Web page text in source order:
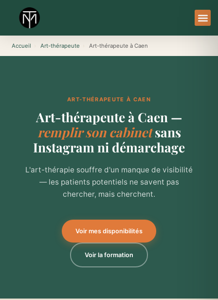
contenu
Accueil Art-thérapeute Art-thérapeute à Caen
ART-THÉRAPEUTE À CAEN
Art-thérapeute à Caen —
remplir son cabinetsans
Instagram ni démarchage
L'art-thérapie souffre d'un manque de visibilité
— les patients potentiels ne savent pas
chercher, mais cherchent.
Voir mes disponibilités
Voir la formation